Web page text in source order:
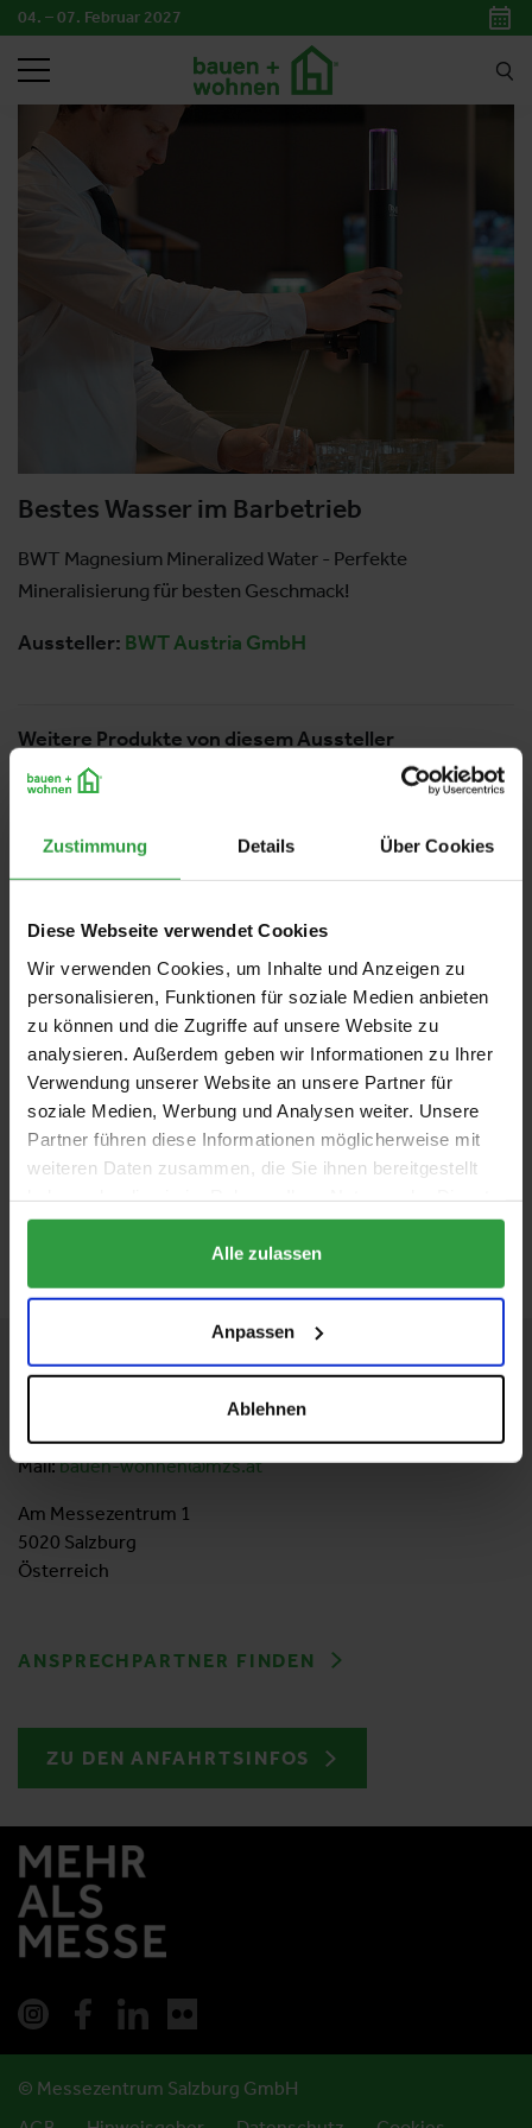
Zustimmung Details Über Cookies
Diese Webseite verwendet Cookies
Wir verwenden Cookies, um Inhalte und Anzeigen zu
personalisieren, Funktionen für soziale Medien anbieten
zu können und die Zugriffe auf unsere Website zu
analysieren. Außerdem geben wir Informationen zu Ihrer
Verwendung unserer Website an unsere Partner für
soziale Medien, Werbung und Analysen weiter. Unsere
Partner führen diese Informationen möglicherweise mit
weiteren Daten zusammen, die Sie ihnen bereitgestellt
gesammelt haben.
Alle zulassen
Anpassen
Ablehnen
04. – 07. Februar 2027
SUCHEN
Bestes Wasser im Barbetrieb
BWT Magnesium Mineralized Water - Perfekte
Mineralisierung für besten Geschmack!
Aussteller: BWT Austria GmbH
Weitere Produkte von diesem Aussteller
Bestes Wasser für Ihren Seminar- & Eventbereich
KONTAKT
Messezentrum Salzburg GmbH
Tel:+43 662 24 0437
Mail:bauen-wohnen@mzs.at
Am Messezentrum 1
5020 Salzburg
Österreich
ANSPRECHPARTNER FINDEN
ZU DEN ANFAHRTSINFOS
© Messezentrum Salzburg GmbH